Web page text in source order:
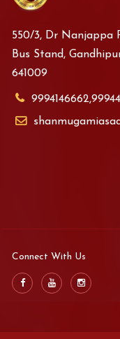
550/3, Dr Nanjappa
Bus Stand,
641009
Connect With Us